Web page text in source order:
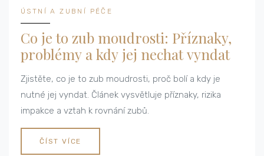
ÚSTNÍ A ZUBNÍ PÉČE
Co je to zub moudrosti: Příznaky,
problémy a kdy jej nechat vyndat
Zjistěte, co je to zub moudrosti, proč bolí a kdy je
nutné jej vyndat. Článek vysvětluje příznaky, rizika
impakce a vztah k rovnání zubů.
ČÍST VÍCE